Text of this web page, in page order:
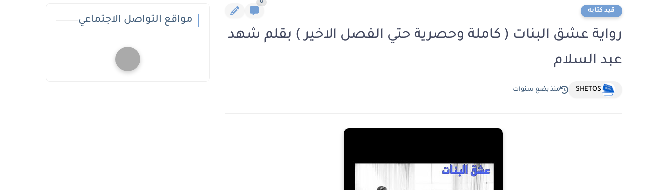
قيد كتابه
0
رواية عشق البنات ( كاملة وحصرية حتي الفصل الاخير ) بقلم شهد
عبد السلام
SHETOS منذ بضع سنوات
مواقع التواصل الاجتماعي